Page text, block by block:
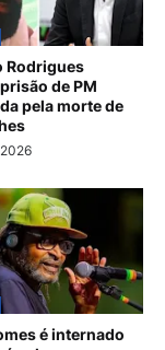
Rodrigues
de PM
pela morte de
é internado